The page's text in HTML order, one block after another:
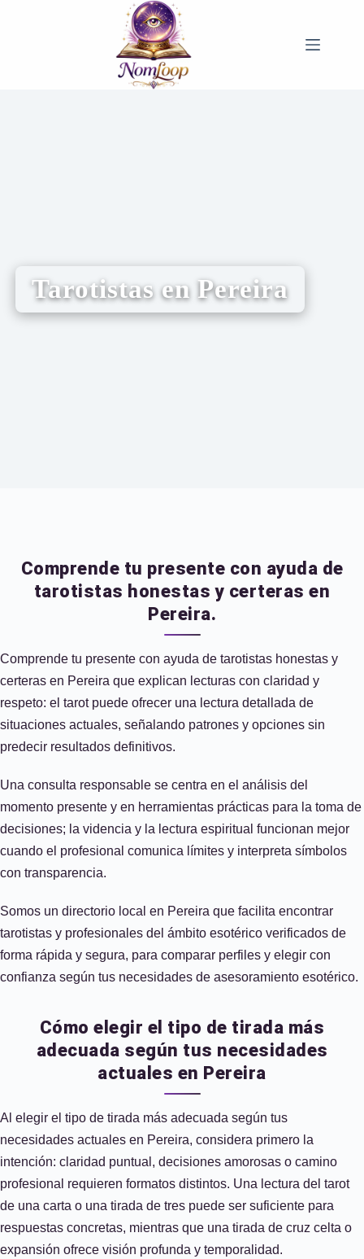
Tarotistas en Pereira
Comprende tu presente con ayuda de
tarotistas honestas y certeras en
Pereira.
Comprende tu presente con ayuda de tarotistas honestas y
certeras en Pereira que explican lecturas con claridad y
respeto: el tarot puede ofrecer una lectura detallada de
situaciones actuales, señalando patrones y opciones sin
predecir resultados definitivos.
Una consulta responsable se centra en el análisis del
momento presente y en herramientas prácticas para la toma de
decisiones; la videncia y la lectura espiritual funcionan mejor
cuando el profesional comunica límites y interpreta símbolos
con transparencia.
Somos un directorio local en Pereira que facilita encontrar
tarotistas y profesionales del ámbito esotérico verificados de
forma rápida y segura, para comparar perfiles y elegir con
confianza según tus necesidades de asesoramiento esotérico.
Cómo elegir el tipo de tirada más
adecuada según tus necesidades
actuales en Pereira
Al elegir el tipo de tirada más adecuada según tus
necesidades actuales en Pereira, considera primero la
intención: claridad puntual, decisiones amorosas o camino
profesional requieren formatos distintos. Una lectura del tarot
de una carta o una tirada de tres puede ser suficiente para
respuestas concretas, mientras que una tirada de cruz celta o
expansión ofrece visión profunda y temporalidad.